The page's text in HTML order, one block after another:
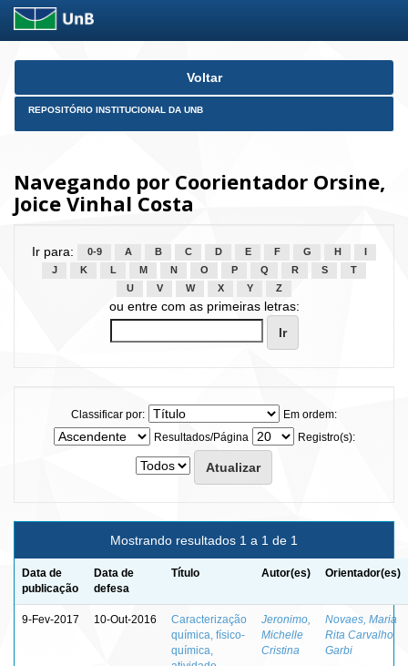
Skip
Voltar
REPOSITÓRIO INSTITUCIONAL DA UNB
Navegando por Coorientador Orsine,
Joice Vinhal Costa
Ir para: 0-9 A B C D E F G H
J
K L M N O P Q R S
T
U
V W X Y Z
ou entre com as primeiras letras:
Classificar por:
Em ordem:
Resultados/Página
Registro(s):
Mostrando resultados 1 a 1 de 1
Data de
publicação
Data de
defesa
Título Autor(es) Orientador(es)
9-Fev-2017 10-Out-2016
Caracterização
química, físico-
química,
Jeronimo,
Michelle
Cristina
Novaes, Maria
Rita Carvalho
Garbi